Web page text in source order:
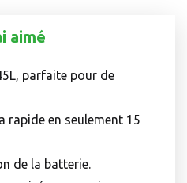
aimé
parfaite pour de
rapide en seulement 15
de la batterie.